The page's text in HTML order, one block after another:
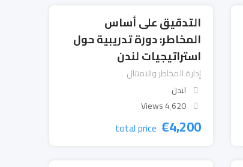
التدقيق على أساس
المخاطر: دورة تدريبية حول
استراتيجيات لندن
إدارة المخاطر والامتثال
لندن
4٬620 Views
€4,200
total price